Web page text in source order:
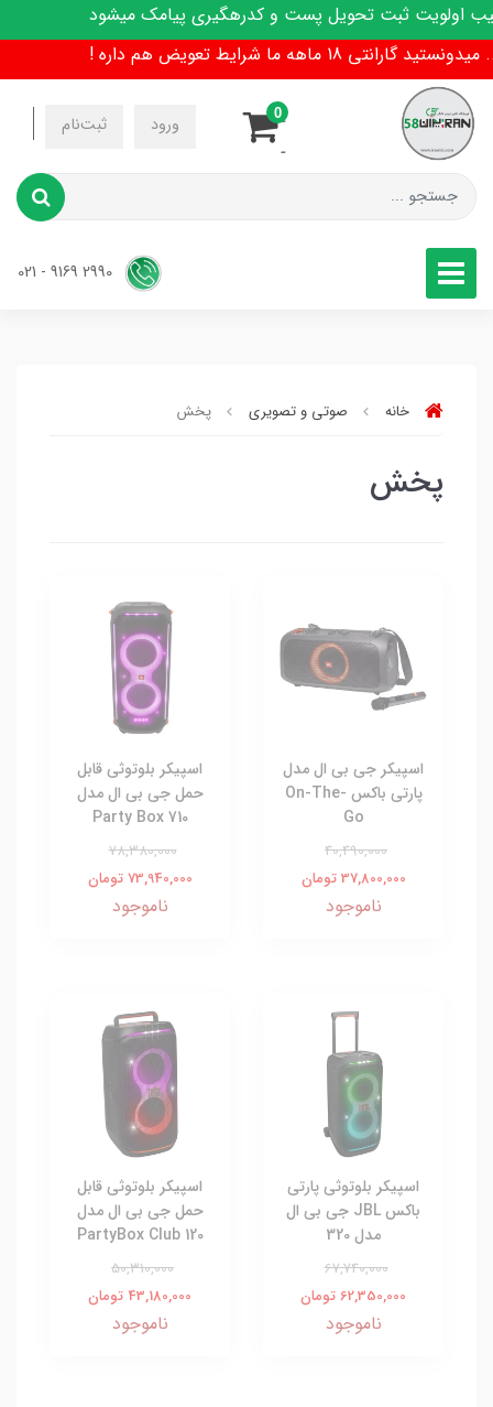
اولویت ثبت تحویل پست و کدرهگیری پیامک میشود
ماهه ما شرایط تعویض هم داره !
ورود ثبت‌نام
-
-
0
خانه صوتی و تصویری پخش
پخش
اسپیکر جی بی ال مدل
پارتی باکس On-The-
Go
40,490,000
37,800,000 تومان
ناموجود
اسپیکر بلوتوثی قابل
حمل جی بی ال مدل
Party Box 710
78,380,000
73,940,000 تومان
ناموجود
اسپیکر بلوتوثی پارتی
باکس JBL جی بی ال
مدل 320
67,740,000
62,350,000 تومان
ناموجود
اسپیکر بلوتوثی قابل
حمل جی بی ال مدل
PartyBox Club 120
50,310,000
43,180,000 تومان
ناموجود